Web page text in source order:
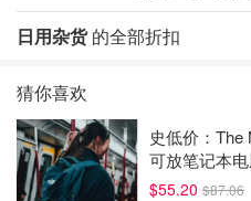
日用杂货的全部折扣
猜你喜欢
史低价：The
可放笔记本电
$55.20 $87.06